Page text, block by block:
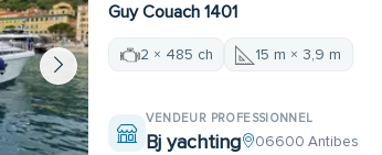
Guy Couach 1401
2 × 485 ch 15 m × 3,9 m
VENDEUR PROFESSIONNEL
Bj yachting 06600 Antibes